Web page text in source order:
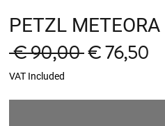
PETZL METEORA
€ 90,00 Regular
€ 76,50
VAT Included